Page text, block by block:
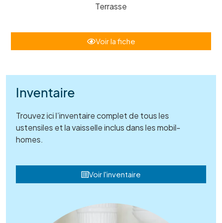
Terrasse
Voir la fiche
Inventaire
Trouvez ici l’inventaire complet de tous les
ustensiles et la vaisselle inclus dans les mobil-
homes.
Voir l'inventaire